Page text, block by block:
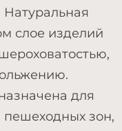
слое изделий
для
зон,